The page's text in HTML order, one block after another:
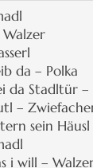
da – Polka
da Stadltür –
–
sein
i will –